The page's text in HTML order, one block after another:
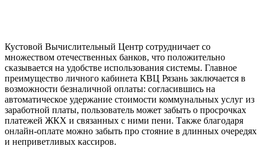
Кустовой Вычислительный Центр сотрудничает со
множеством отечественных банков, что положительно
сказывается на удобстве использования системы. Главное
преимущество личного кабинета КВЦ Рязань заключается в
возможности безналичной оплаты: согласившись на
автоматическое удержание стоимости коммунальных услуг из
заработной платы, пользователь может забыть о просрочках
платежей ЖКХ и связанных с ними пени. Также благодаря
онлайн-оплате можно забыть про стояние в длинных очередях
и неприветливых кассиров.